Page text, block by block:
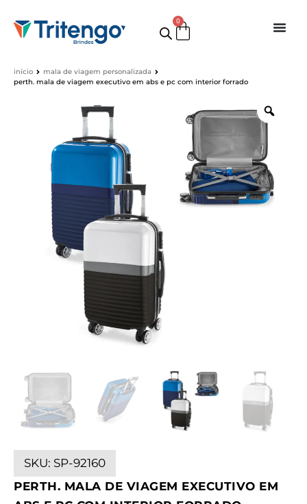
0
início
mala de viagem personalizada
perth. mala de viagem executivo em abs e pc com interior forrado
SKU: SP-92160
PERTH. MALA DE VIAGEM EXECUTIVO EM